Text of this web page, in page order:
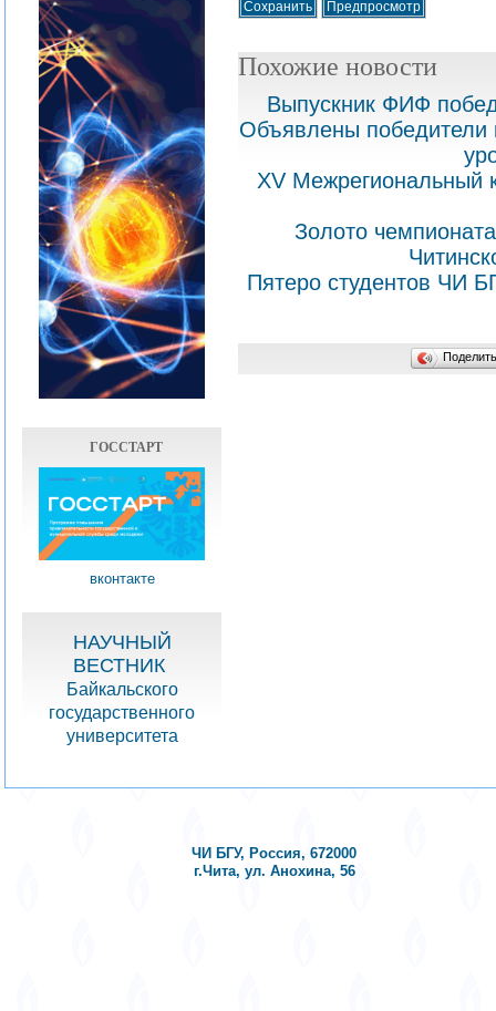
ГОССТАРТ
вконтакте
НАУЧНЫЙ
ВЕСТНИК
Байкальского
государственного
университета
Похожие новости
Выпускник ФИФ
Объявлены победители
XV Межрегиональный
Золото
Пятеро студентов ЧИ
ЧИ БГУ, Россия, 672000
г.Чита, ул. Анохина, 56